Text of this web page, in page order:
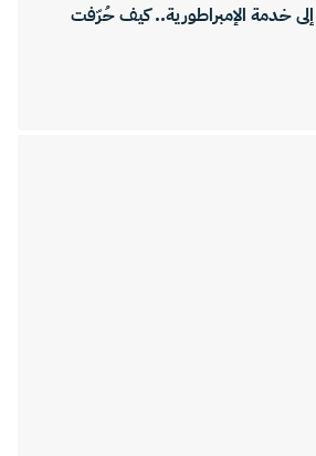
خدمة الإمبراطورية.. كيف حُرّفت